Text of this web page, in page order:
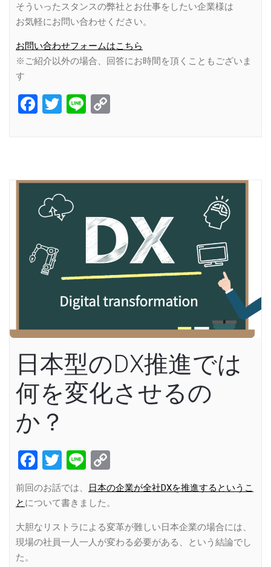
そういったスタンスの弊社とお仕事をしたい企業様は
お気軽にお問い合わせください。
お問い合わせフォームはこちら
※ご紹介以外の場合、回答にお時間を頂くこともございま
す
Facebook
Twitter
Line
日本型のDX推進では
何を変化させるの
か？
Facebook
Twitter
Line
Link
前回のお話では、
日本の企業が全社DXを推進するというこ
と について書きました。
大胆なリストラによる変革が難しい日本企業の場合には、
現場の社員一人一人が変わる必要がある、という結論でし
た。